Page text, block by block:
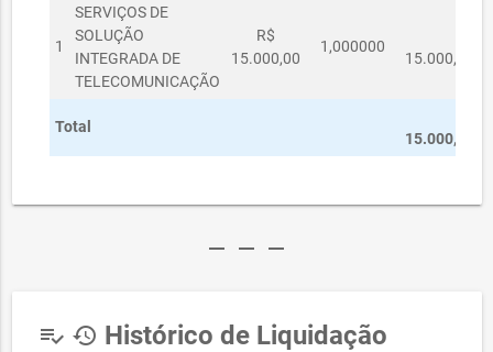
1
SERVIÇOS DE
SOLUÇÃO
INTEGRADA DE
TELECOMUNICAÇÃO
R$
15.000,00
1,000000
15.000,00
Total
15.000,00
remove remove remove
playlist_add_check history Histórico de Liquidação